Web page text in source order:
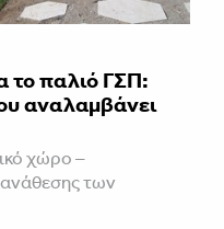
το παλιό ΓΣΠ:
αναλαμβάνει
χώρο –
των